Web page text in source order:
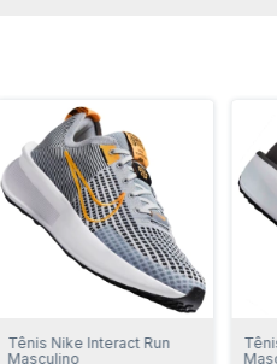
Tênis Nike Interact Run
Masculino